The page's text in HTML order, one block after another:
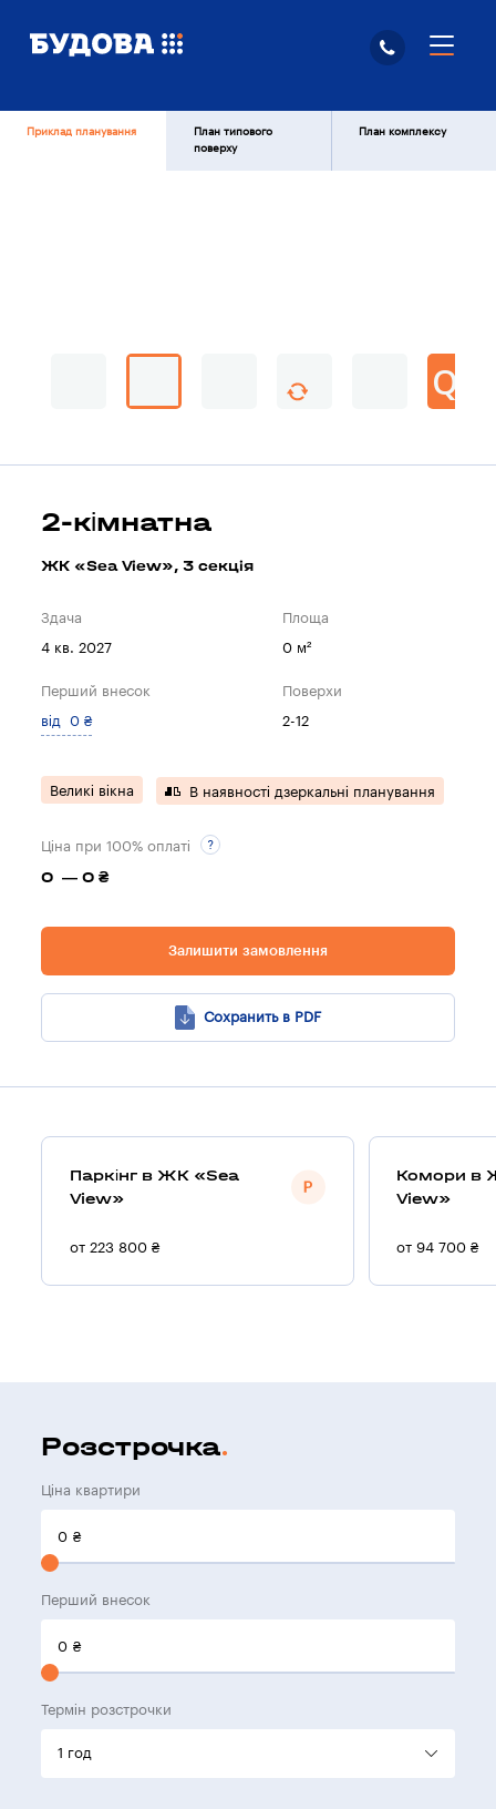
Приклад планування
План типового
поверху
План комплексу
QR
2-кімнатна
ЖК «Sea View», 3 секцiя
Здача
4 кв. 2027
Площа
0 м²
Перший внесок
від 0 ₴
Поверхи
2-12
Великі вікна В наявності дзеркальні планування
Ціна при 100% оплаті
0 — 0 ₴
Залишити замовлення
Сохранить в PDF
Паркінг в ЖК «Sea
View»
от 223 800 ₴
Комори в
View»
от 94 700 ₴
Розстрочка
Ціна квартири
0 ₴
Перший внесок
0 ₴
Термін розстрочки